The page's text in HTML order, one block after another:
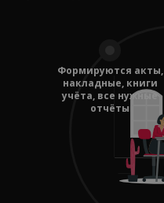
Формируются акты,
накладные, книги
учёта, все нужные
отчёты